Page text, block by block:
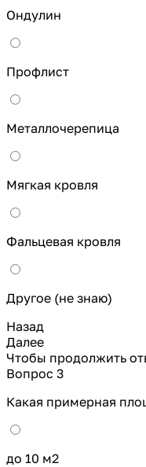
Ондулин
Профлист
Металлочерепица
Мягкая кровля
Фальцевая кровля
Другое (не знаю)
Назад
Далее
Чтобы продолжить
Вопрос 3
Какая примерная
до 10 м2